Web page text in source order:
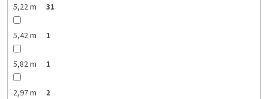
5,22 m 31
5,42 m 1
5,82 m 1
2,97 m 2